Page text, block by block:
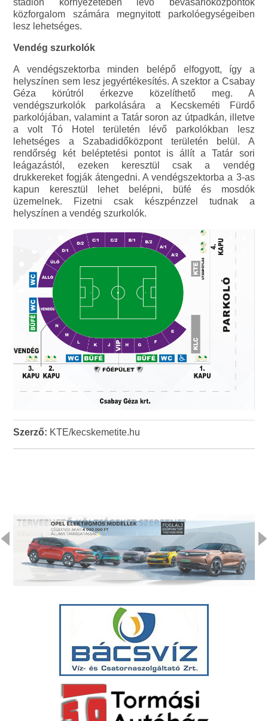
stadion környezetében lévő bevásárlóközpontok
közforgalom számára megnyitott parkolóegységeiben
lesz lehetséges.
Vendég szurkolók
A vendégszektorba minden belépő elfogyott, így a
helyszínen sem lesz jegyértékesítés. A szektor a Csabay
Géza körútról érkezve közelíthető meg. A
vendégszurkolók parkolására a Kecskeméti Fürdő
parkolójában, valamint a Tatár soron az útpadkán, illetve
a volt Tó Hotel területén lévő parkolókban lesz
lehetséges a Szabadidőközpont területén belül. A
rendőrség két beléptetési pontot is állít a Tatár sori
leágazástól, ezeken keresztül csak a vendég
drukkereket fogják átengedni. A vendégszektorba a 3-as
kapun keresztül lehet belépni, büfé és mosdók
üzemelnek. Fizetni csak készpénzzel tudnak a
helyszínen a vendég szurkolók.
Szerző: KTE/kecskemetite.hu